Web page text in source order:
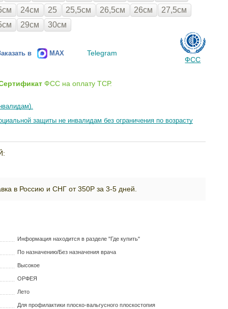
24см 25 25,5см 26,5см 26см
27,5см
29см 30см
в MAX Telegram
ФСС
ФСС на оплату ТСР.
защиты не инвалидам без ограничения по возрасту
в Россию и СНГ от 350Р за 3-5 дней.
Информация находится в разделе "Где купить"
По назначению/Без назначения врача
Высокое
ОРФЕЯ
Лето
Для профилактики плоско-вальгусного плоскостопия